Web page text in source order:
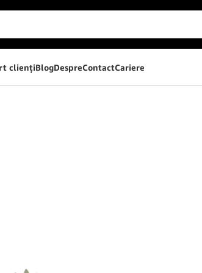
clienţiBlogDespreContactCariere